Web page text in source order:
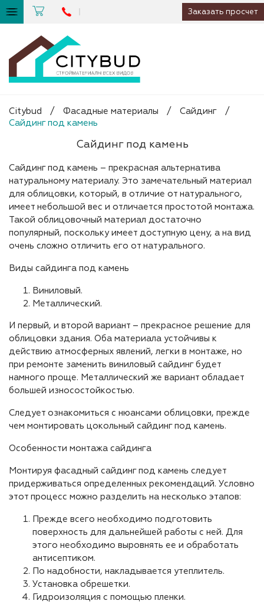
Заказать просчет
Citybud / Фасадные материалы / Сайдинг
/
Сайдинг под камень
Сайдинг под камень
Сайдинг под камень – прекрасная альтернатива
натуральному материалу. Это замечательный материал
для облицовки, который, в отличие от натурального,
имеет небольшой вес и отличается простотой монтажа.
Такой облицовочный материал достаточно
популярный, поскольку имеет доступную цену, а на вид
очень сложно отличить его от натурального.
Виды сайдинга под камень
Виниловый.
Металлический.
И первый, и второй вариант – прекрасное решение для
облицовки здания. Оба материала устойчивы к
действию атмосферных явлений, легки в монтаже, но
при ремонте заменить виниловый сайдинг будет
намного проще. Металлический же вариант обладает
большей износостойкостью.
Следует ознакомиться с нюансами облицовки, прежде
чем монтировать цокольный сайдинг под камень.
Особенности монтажа сайдинга
Монтируя фасадный сайдинг под камень следует
придерживаться определенных рекомендаций. Условно
этот процесс можно разделить на несколько этапов:
Прежде всего необходимо подготовить
поверхность для дальнейшей работы с ней. Для
этого необходимо выровнять ее и обработать
антисептиком.
По надобности, накладывается утеплитель.
Установка обрешетки.
Гидроизоляция с помощью пленки.